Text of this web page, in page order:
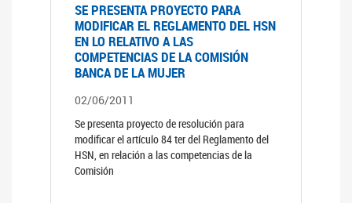
SE PRESENTA PROYECTO PARA
MODIFICAR EL REGLAMENTO DEL HSN
EN LO RELATIVO A LAS
COMPETENCIAS DE LA COMISIÓN
BANCA DE LA MUJER
02/06/2011
Se presenta proyecto de resolución para
modificar el artículo 84 ter del Reglamento del
HSN, en relación a las competencias de la
Comisión